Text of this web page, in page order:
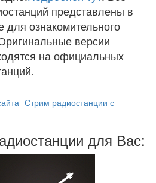
представлены в
для ознакомительного
версии
на официальных
Стрим радиостанции с
для Вас: